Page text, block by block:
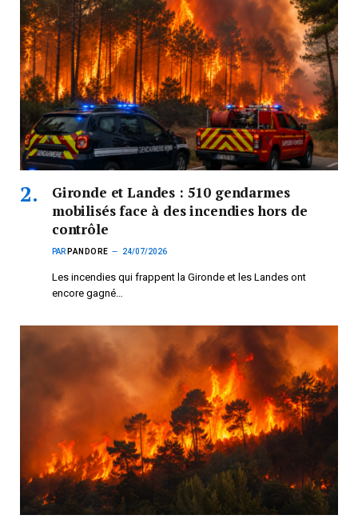
Gironde et Landes : 510 gendarmes
mobilisés face à des incendies hors de
contrôle
PAR PANDORE 24/07/2026
Les incendies qui frappent la Gironde et les Landes ont
encore gagné…